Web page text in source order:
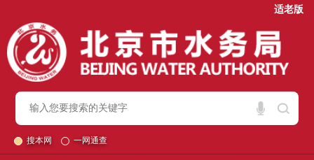
适老版
搜本网 一网通查